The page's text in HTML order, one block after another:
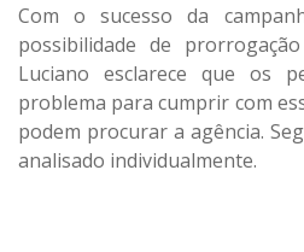
Com o sucesso da
possibilidade de
Luciano esclarece que os
problema para cumprir com
podem procurar a agência.
analisado individualmente.